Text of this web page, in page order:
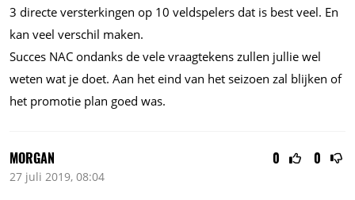
3 directe versterkingen op 10 veldspelers dat is best veel. En
kan veel verschil maken.
Succes NAC ondanks de vele vraagtekens zullen jullie wel
weten wat je doet. Aan het eind van het seizoen zal blijken of
het promotie plan goed was.
0 0
MORGAN
27 juli 2019, 08:04